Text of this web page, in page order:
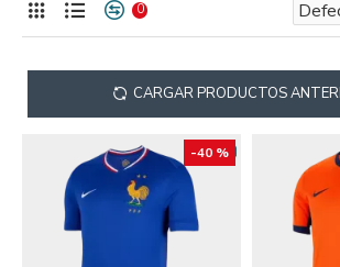
0
CARGAR PRODUCTOS
-40 %